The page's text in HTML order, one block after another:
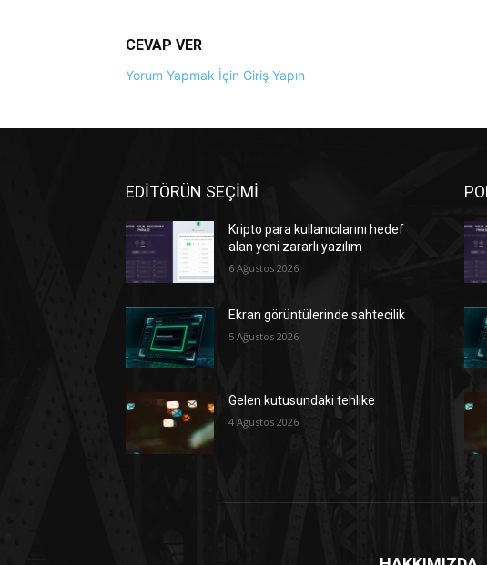
CEVAP VER
Yorum Yapmak İçin Giriş Yapın
EDİTÖRÜN SEÇİMİ
Kripto para kullanıcılarını hedef
alan yeni zararlı yazılım
6 Ağustos 2026
Ekran görüntülerinde sahtecilik
5 Ağustos 2026
Gelen kutusundaki tehlike
4 Ağustos 2026